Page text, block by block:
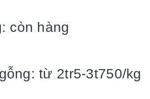
còn hàng
từ 2tr5-3t750/kg